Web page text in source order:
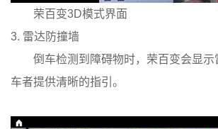
荣百变3D模式界面
3. 雷达防撞墙
倒车检测到障碍物时，荣百变会显示
车者提供清晰的指引。